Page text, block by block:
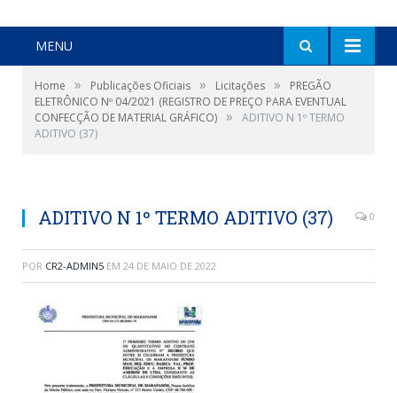
MENU
Home » Publicações Oficiais » Licitações »
PREGÃO
ELETRÔNICO Nº 04/2021 (REGISTRO DE PREÇO PARA EVENTUAL
CONFECÇÃO DE MATERIAL GRÁFICO) »
ADITIVO N 1º TERMO
ADITIVO (37)
ADITIVO N 1º TERMO ADITIVO (37) 0
POR CR2-ADMIN5 EM 24 DE MAIO DE 2022